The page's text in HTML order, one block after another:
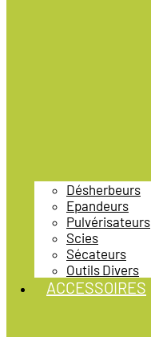
Désherbeurs
Epandeurs
Pulvérisateurs
Scies
Sécateurs
Outils Divers
ACCESSOIRES